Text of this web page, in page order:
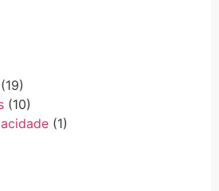
(19)
(10)
(1)